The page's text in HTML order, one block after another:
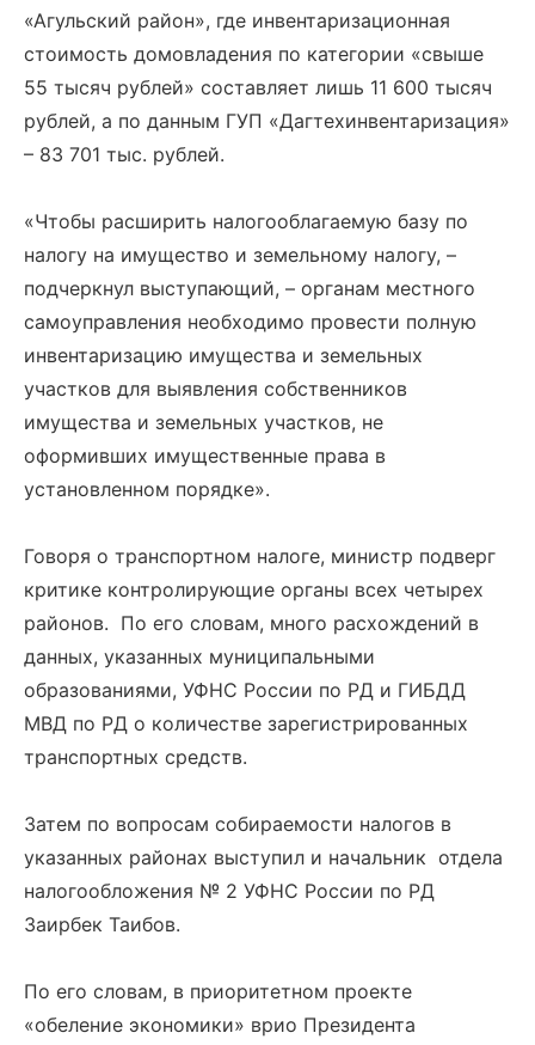
«Агульский район», где инвентаризационная
стоимость домовладения по категории «свыше
55 тысяч рублей» составляет лишь 11 600 тысяч
рублей, а по данным ГУП «Дагтехинвентаризация»
– 83 701 тыс. рублей.
«Чтобы расширить налогооблагаемую базу по
налогу на имущество и земельному налогу, –
подчеркнул выступающий, – органам местного
самоуправления необходимо провести полную
инвентаризацию имущества и земельных
участков для выявления собственников
имущества и земельных участков, не
оформивших имущественные права в
установленном порядке».
Говоря о транспортном налоге, министр подверг
критике контролирующие органы всех четырех
районов. По его словам, много расхождений в
данных, указанных муниципальными
образованиями, УФНС России по РД и ГИБДД
МВД по РД о количестве зарегистрированных
транспортных средств.
Затем по вопросам собираемости налогов в
указанных районах выступил и начальник отдела
налогообложения № 2 УФНС России по РД
Заирбек Таибов.
По его словам, в приоритетном проекте
«обеление экономики» врио Президента